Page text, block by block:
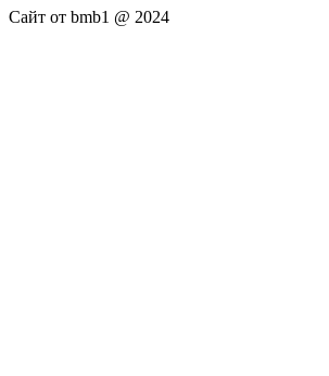
Сайт от bmb1 @ 2024